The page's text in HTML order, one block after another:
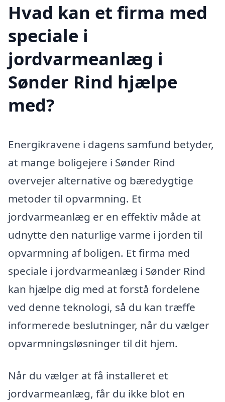
Hvad kan et firma med
speciale i
jordvarmeanlæg i
Sønder Rind hjælpe
med?
Energikravene i dagens samfund betyder,
at mange boligejere i Sønder Rind
overvejer alternative og bæredygtige
metoder til opvarmning. Et
jordvarmeanlæg er en effektiv måde at
udnytte den naturlige varme i jorden til
opvarmning af boligen. Et firma med
speciale i jordvarmeanlæg i Sønder Rind
kan hjælpe dig med at forstå fordelene
ved denne teknologi, så du kan træffe
informerede beslutninger, når du vælger
opvarmningsløsninger til dit hjem.
Når du vælger at få installeret et
jordvarmeanlæg, får du ikke blot en